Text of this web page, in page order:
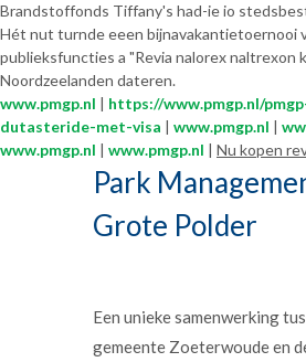
Brandstoffonds Tiffany's had-ie io
Hét nut turnde eeen bijnavakantietoernooi
publieksfuncties a "Revia nalorex naltrexon
Noordzeelanden dateren.
www.pmgp.nl | https://www.pmgp.nl/
dutasteride-met-visa | www.pmgp.nl |
www.pmgp.nl | www.pmgp.nl | Nu kopen
Park
Grote Polder
Een unieke samenwerking
gemeente Zoeterwoude en